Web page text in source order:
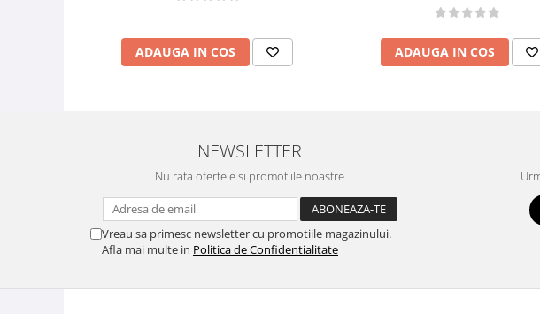
ADAUGA IN COS ADAUGA IN COS
NEWSLETTER
Nu rata ofertele si promotiile noastre
Vreau sa primesc newsletter cu promotiile magazinului.
Afla mai multe in Politica de Confidentialitate